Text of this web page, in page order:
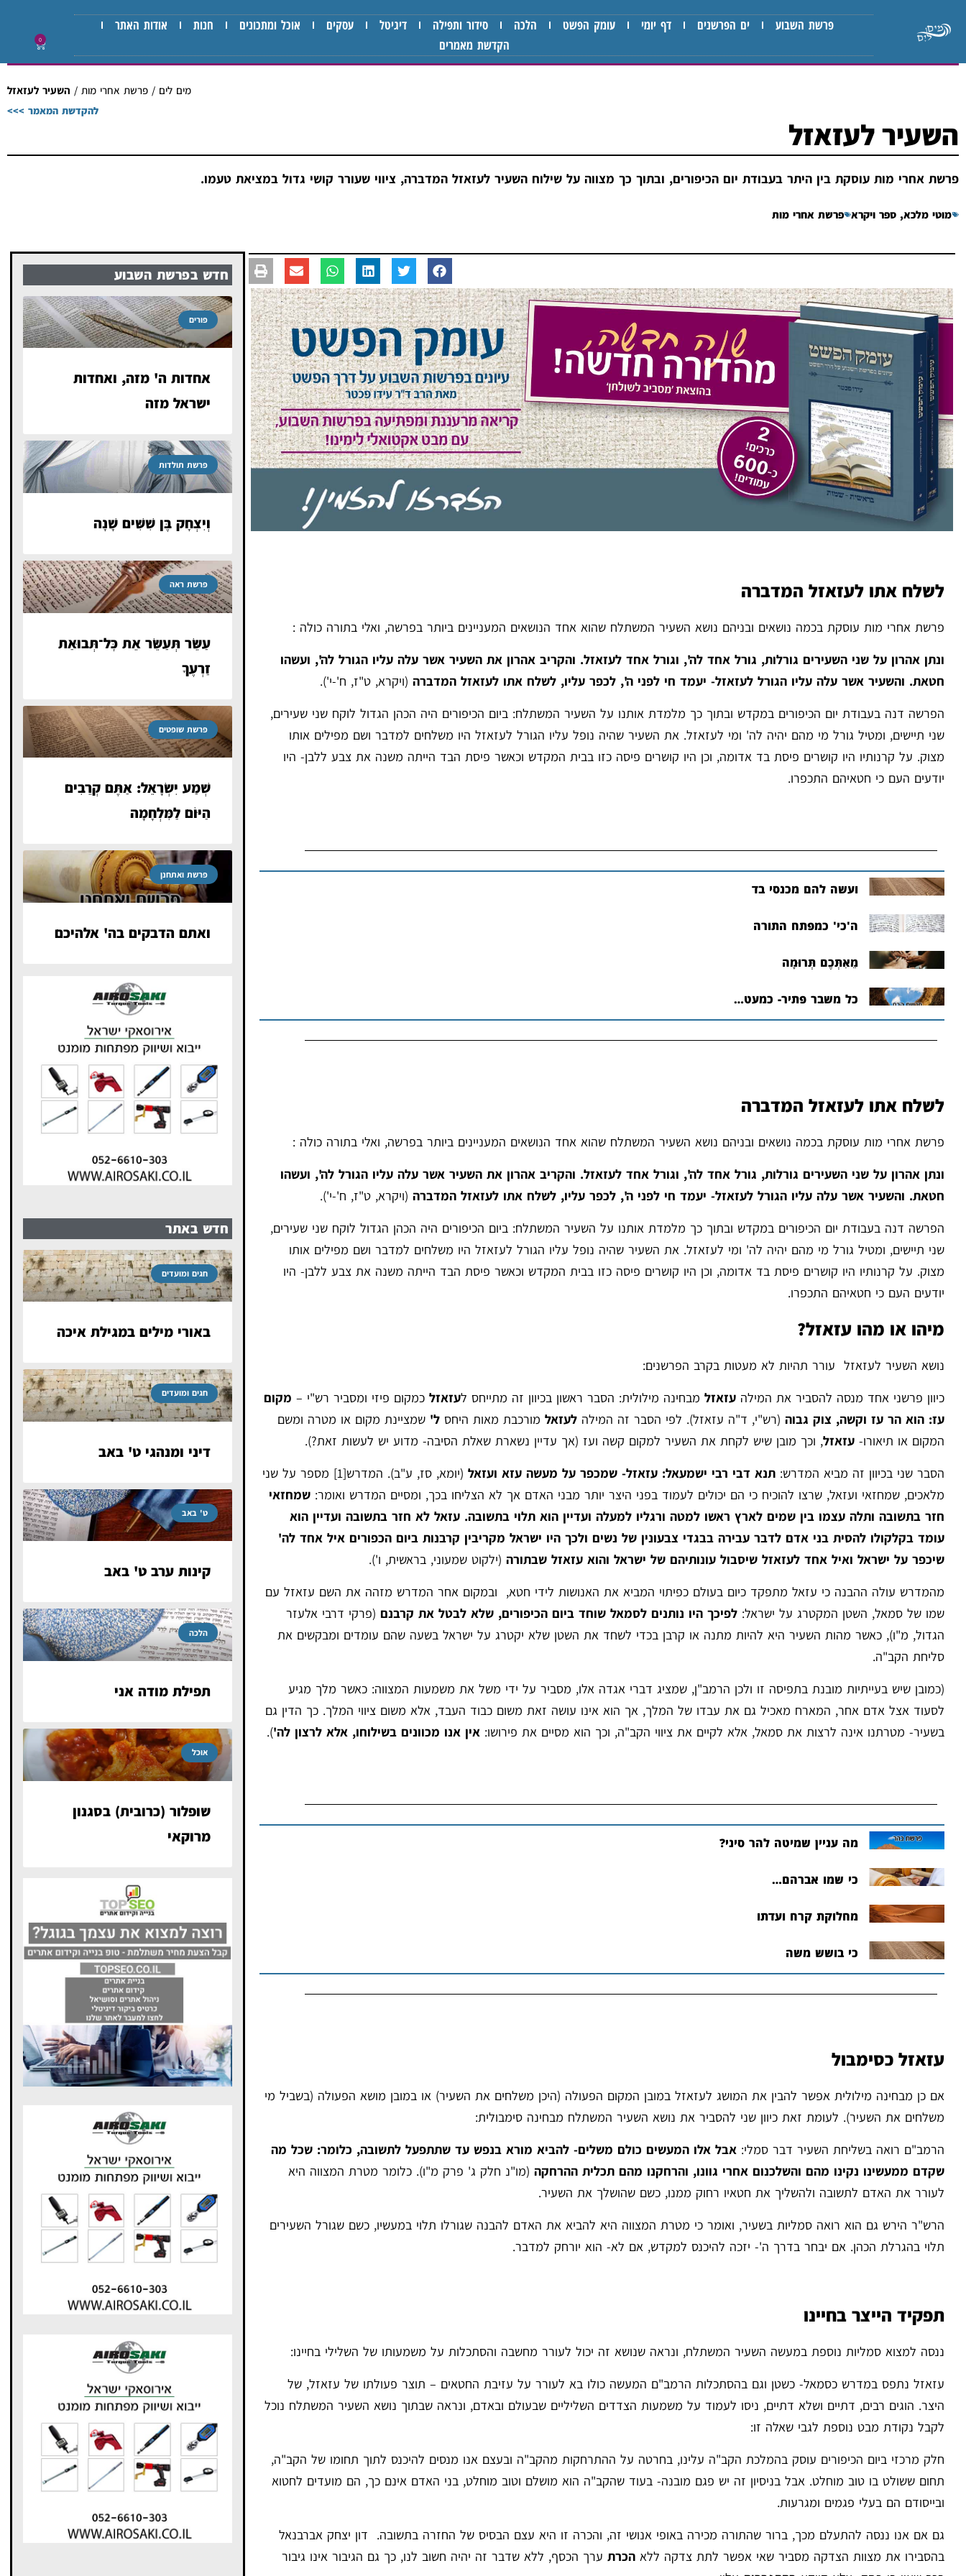
פרשת השבוע ים הפרשנים דף יומי עומק הפשט הלכה סידור ותפילה דיגיטל עסקים אוכל ומתכונים חנות
אודות האתר
הקדשת מאמרים
0
מים לים / פרשת אחרי מות / השעיר לעזאזל
להקדשת המאמר >>>
השעיר לעזאזל
פרשת אחרי מות עוסקת בין היתר בעבודת יום הכיפורים, ובתוך כך מצווה על שילוח השעיר לעזאזל המדברה, ציווי שעורר קושי גדול במציאת טעמו.
מוטי מלכא, ספר ויקרא פרשת אחרי מות
לשלח אתו לעזאזל המדברה
פרשת אחרי מות עוסקת בכמה נושאים ובניהם נושא השעיר המשתלח שהוא אחד הנושאים המעניינים ביותר בפרשה, ואלי בתורה כולה :
ונתן אהרון על שני השעירים גורלות, גורל אחד לה', וגורל אחד לעזאזל. והקריב אהרון את השעיר אשר עלה עליו הגורל לה', ועשהו
חטאת. והשעיר אשר עלה עליו הגורל לעזאזל- יעמד חי לפני ה', לכפר עליו, לשלח אתו לעזאזל המדברה (ויקרא, ט"ז, ח'-י').
הפרשה דנה בעבודת יום הכיפורים במקדש ובתוך כך מלמדת אותנו על השעיר המשתלח: ביום הכיפורים היה הכהן הגדול לוקח שני שעירים,
שני תיישים, ומטיל גורל מי מהם יהיה לה' ומי לעזאזל. את השעיר שהיה נופל עליו הגורל לעזאזל היו משלחים למדבר ושם מפילים אותו
מצוק. על קרנותיו היו קושרים פיסת בד אדומה, וכן היו קושרים פיסה כזו בבית המקדש וכאשר פיסת הבד הייתה משנה את צבע ללבן- היו
יודעים העם כי חטאיהם התכפרו.
ועשה להם מכנסי בד
ה'כי' כמפתח התורה
מֵאִתְּכֶם תְּרוּמָה
כל משבר פתיר- כמעט…
לשלח אתו לעזאזל המדברה
פרשת אחרי מות עוסקת בכמה נושאים ובניהם נושא השעיר המשתלח שהוא אחד הנושאים המעניינים ביותר בפרשה, ואלי בתורה כולה :
ונתן אהרון על שני השעירים גורלות, גורל אחד לה', וגורל אחד לעזאזל. והקריב אהרון את השעיר אשר עלה עליו הגורל לה', ועשהו
חטאת. והשעיר אשר עלה עליו הגורל לעזאזל- יעמד חי לפני ה', לכפר עליו, לשלח אתו לעזאזל המדברה (ויקרא, ט"ז, ח'-י').
הפרשה דנה בעבודת יום הכיפורים במקדש ובתוך כך מלמדת אותנו על השעיר המשתלח: ביום הכיפורים היה הכהן הגדול לוקח שני שעירים,
שני תיישים, ומטיל גורל מי מהם יהיה לה' ומי לעזאזל. את השעיר שהיה נופל עליו הגורל לעזאזל היו משלחים למדבר ושם מפילים אותו
מצוק. על קרנותיו היו קושרים פיסת בד אדומה, וכן היו קושרים פיסה כזו בבית המקדש וכאשר פיסת הבד הייתה משנה את צבע ללבן- היו
יודעים העם כי חטאיהם התכפרו.
מיהו או מהו עזאזל?
נושא השעיר לעזאזל עורר תהיות לא מעטות בקרב הפרשנים:
כיוון פרשני אחד מנסה להסביר את המילה עזאזל מבחינה מילולית: הסבר ראשון בכיוון זה מתייחס לעזאזל כמקום פיזי ומסביר רש"י – מקום
עז: הוא הר עז וקשה, צוק גבוה (רש"י, ד"ה עזאזל). לפי הסבר זה המילה לעזאל מורכבת מאות היחס ל' שמציינת מקום או מטרה ומשם
המקום או תיאורו- עזאזל, וכך מובן שיש לקחת את השעיר למקום קשה ועז (אך עדיין נשארת שאלת הסיבה- מדוע יש לעשות זאת?).
הסבר שני בכיוון זה מביא המדרש: תנא דבי רבי ישמעאל: עזאזל- שמכפר על מעשה עזא ועזאל (יומא, סז, ע"ב). המדרש[1]
מספר על שני
מלאכים, שמחזאי ועזאל, שרצו להוכיח כי הם יכולים לעמוד בפני היצר יותר מבני האדם אך לא הצליחו בכך, ומסיים המדרש ואומר: שמחזאי
חזר בתשובה ותלה עצמו בין שמים לארץ ראשו למטה ורגליו למעלה ועדיין הוא תלוי בתשובה. עזאל לא חזר בתשובה ועדיין הוא
עומד בקלקולו להסית בני אדם לדבר עבירה בבגדי צבעונין של נשים ולכך היו ישראל מקריבין קרבנות ביום הכפורים איל אחד לה'
שיכפר על ישראל ואיל אחד לעזאזל שיסבול עונותיהם של ישראל והוא עזאזל שבתורה (ילקוט שמעוני, בראשית, ו').
מהמדרש עולה ההבנה כי עזאל מתפקד כיום בעולם כפיתוי המביא את האנושות לידי חטא, ובמקום אחר המדרש מזהה את השם עזאזל עם
שמו של סמאל, השטן המקטרג על ישראל: לפיכך היו נותנים לסמאל שוחד ביום הכיפורים, שלא לבטל את קרבנם (פרקי דרבי אלעזר
הגדול, מ"ו), כאשר מהות השעיר היא להיות מתנה או קרבן בכדי לשחד את השטן שלא יקטרג על ישראל בשעה שהם עומדים ומבקשים את
סליחת הקב"ה.
(כמובן שיש בעייתיות מובנת בתפיסה זו ולכן הרמב"ן, שמציג דברי אגדה אלו, מסביר על ידי משל את משמעות המצווה: כאשר מלך מגיע
לסעוד אצל אדם אחר, המארח מאכיל גם את עבדו של המלך, אך הוא אינו עושה זאת משום כבוד העבד, אלא משום ציווי המלך. כך הדין גם
בשעיר- מטרתנו אינה לרצות את סמאל, אלא לקיים את ציווי הקב"ה, וכך הוא מסיים את פירושו: אין אנו מכוונים בשילוחו, אלא לרצון לה').
מה עניין שמיטה להר סיני?
כי שמו אברהם…
מחלוקת קרח ועדתו
כי בושש משה
עזאזל כסימבול
אם כן מבחינה מילולית אפשר להבין את המושג לעזאזל במובן המקום הפעולה (היכן משלחים את השעיר) או במובן מושא הפעולה (בשביל מי
משלחים את השעיר). לעומת זאת כיוון שני להסביר את נושא השעיר המשתלח מבחינה סימבולית:
הרמב"ם רואה בשליחת השעיר דבר סמלי: אבל אלו המעשים כולם משלים- להביא מורא בנפש עד שתתפעל לתשובה, כלומר: שכל מה
שקדם ממעשינו נקינו מהם והשלכנום אחרי גוונו, והרחקנו מהם תכלית ההרחקה (מו"נ חלק ג' פרק מ"ו). כלומר מטרת המצווה היא
לעורר את האדם לתשובה ולהשליך את חטאיו רחוק ממנו, כשם שהושלך את השעיר.
הרש"ר הירש גם הוא רואה סמליות בשעיר, ואומר כי מטרת המצווה היא להביא את האדם להבנה שגורלו תלוי במעשיו, כשם שגורל השעירים
תלוי בהגרלת הכהן. אם יבחר בדרך ה'- יזכה להיכנס למקדש, אם לא- הוא יורחק למדבר.
תפקיד הייצר בחיינו
ננסה למצוא סמליות נוספת במעשה השעיר המשתלח, ונראה שנושא זה יכול לעורר מחשבה והסתכלות על משמעותו של השלילי בחיינו:
עזאזל נתפס במדרש כסמאל- כשטן וגם בהסתכלות הרמב"ם המעשה כולו בא לעורר על עזיבת החטאים – תוצר פעולתו של עזאזל, של
היצר. הוגים רבים, דתיים ושלא דתיים, ניסו לעמוד על משמעות הצדדים השליליים שבעולם ובאדם, ונראה שבתוך נושא השעיר המשתלח נוכל
לקבל נקודת מבט נוספת לגבי שאלה זו:
חלק מרכזי ביום הכיפורים עוסק בהמלכת הקב"ה עלינו, בחרטה על ההתרחקות מהקב"ה ובעצם אנו מנסים להיכנס לתוך תחומו של הקב"ה,
תחום ששולט בו טוב מוחלט. אבל בניסיון זה יש פגם מובנה- בעוד שהקב"ה הוא מושלם וטוב מוחלט, בני האדם אינם כך, הם מועדים לחטוא
ובייסודם הם בעלי פגמים ומגרעות.
גם אם אנו ננסה להתעלם מכך, ברור שהתורה מכירה באופי אנושי זה, והכרה זו היא עצם הבסיס של החזרה בתשובה. דון יצחק אברבנאל
בהסבירו את מצוות הצדקה מסביר שאי אפשר לתת צדקה ללא הכרת ערך הכסף, ללא שדבר זה יהיה חשוב לנו, כך גם הגיבור אינו גיבור
חדש בפרשת השבוע
פורים
אחדות ה' מזה, ואחדות
ישראל מזה
פרשת תולדות
וְיִצְחָק בֶּן שִׁשִּׁים שָׁנָה
פרשת ראה
עַשֵּׂר תְּעַשֵּׂר אֵת כׇּל־תְּבוּאַת
זַרְעֶךָ
פרשת שופטים
שְׁמַע יִשְׂרָאֵל: אַתֶּם קְרֵבִים
הַיּוֹם לַמִּלְחָמָה
פרשת ואתחנן
ואתם הדבקים בה' אלהיכם
חדש באתר
חגים ומועדים
באורי מילים במגילת איכה
חגים ומועדים
דיני ומנהגי ט' באב
ט' באב
קינות ערב ט' באב
הלכה
תפילת מודה אני
אוכל
שופלור (כרובית) בסגנון
מרוקאי